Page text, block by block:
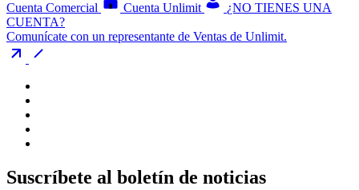
Cuenta Comercial
Cuenta Unlimit
¿NO TIENES UNA
CUENTA?
Comunícate con un representante de Ventas de Unlimit.
Suscríbete al boletín de noticias